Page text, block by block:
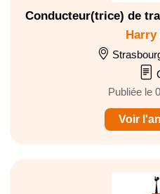
Conducteur(trice) de
Harry
Publiée le
Voir